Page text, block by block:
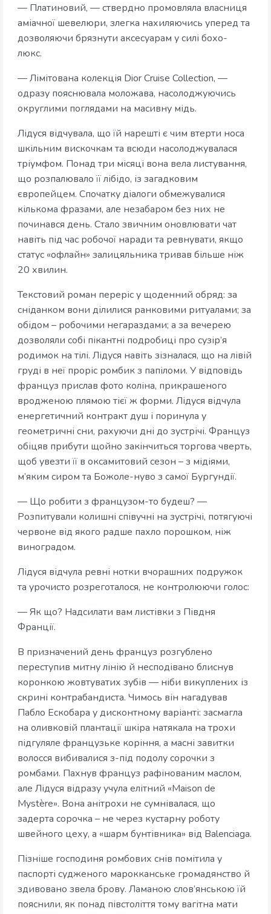
— Платиновий, — ствердно промовляла власниця
аміачної шевелюри, злегка нахиляючись уперед та
дозволяючи брязнути аксесуарам у силі бохо-
люкс.
— Лімітована колекція Dior Cruise Collection, —
одразу пояснювала моложава, насолоджуючись
округлими поглядами на масивну мідь.
Лідуся відчувала, що їй нарешті є чим втерти носа
шкільним вискочкам та всюди насолоджувалася
тріумфом. Понад три місяці вона вела листування,
що розпалювало її лібідо, із загадковим
європейцем. Спочатку діалоги обмежувалися
кількома фразами, але незабаром без них не
починався день. Стало звичним оновлювати чат
навіть під час робочої наради та ревнувати, якщо
статус «офлайн» залицяльника тривав більше ніж
20 хвилин.
Текстовий роман переріс у щоденний обряд: за
сніданком вони ділилися ранковими ритуалами; за
обідом – робочими негараздами; а за вечерею
дозволяли собі пікантні подробиці про сузір’я
родимок на тілі. Лідуся навіть зізналася, що на лівій
груді в неї проріс ромбик з папіломи. У відповідь
француз прислав фото коліна, прикрашеного
вродженою плямою тієї ж форми. Лідуся відчула
енергетичний контракт душ і поринула у
геометричні сни, рахуючи дні до зустрічі. Француз
обіцяв прибути щойно закінчиться торгова чверть,
щоб увезти її в оксамитовий сезон – з мідіями,
м’яким сиром та Божоле-нуво з самої Бургундії.
— Що робити з французом-то будеш? —
Розпитували колишні співучні на зустрічі, потягуючі
червоне від якого радше пахло порошком, ніж
виноградом.
Лідуся відчула ревні нотки вчорашних подружок
та урочисто розреготалося, не контролюючи голос:
— Як що? Надсилати вам листівки з Півдня
Франції.
В призначений день француз розгублено
переступив митну лінію й несподівано блиснув
коронкою жовтуватих зубів — ніби викуплених із
скрині контрабандиста. Чимось він нагадував
Пабло Ескобара у дисконтному варіанті: засмагла
на оливковій плантації шкіра натякала на трохи
підгуляле французьке коріння, а масні завитки
волосся вибивалися з-під подолу сорочки з
ромбами. Пахнув француз рафінованим маслом,
але Лідуся відразу учула елітний «Maison de
Mystère». Вона анітрохи не сумнівалася, що
задерта сорочка – не через кустарну роботу
швейного цеху, а «шарм бунтівника» від Balenciaga.
Пізніше господиня ромбових снів помітила у
паспорті судженого марокканське громадянство й
здивовано звела брову. Ламаною слов’янською їй
пояснили, як понад півстоліття тому вагітна мати